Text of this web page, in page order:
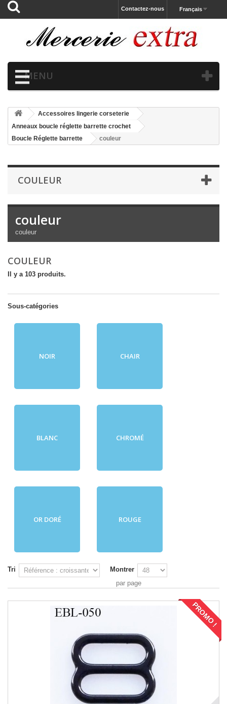
Français
Contactez-nous
MENU
Accessoires lingerie corseterie
Anneaux boucle réglette barrette crochet
Boucle Réglette barrette
couleur
COULEUR
couleur
couleur
COULEUR
Il y a 103 produits.
Sous-catégories
NOIR CHAIR
BLANC CHROMÉ
OR DORÉ ROUGE
Tri
Montrer
par page
PROMO !